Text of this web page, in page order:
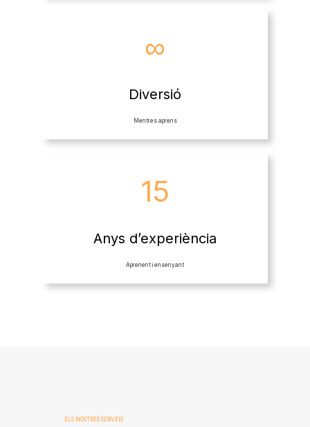
∞
Diversió
Mentres aprens
15
Anys d’experiència
Aprenent i ensenyant
ELS NOSTRES SERVEIS